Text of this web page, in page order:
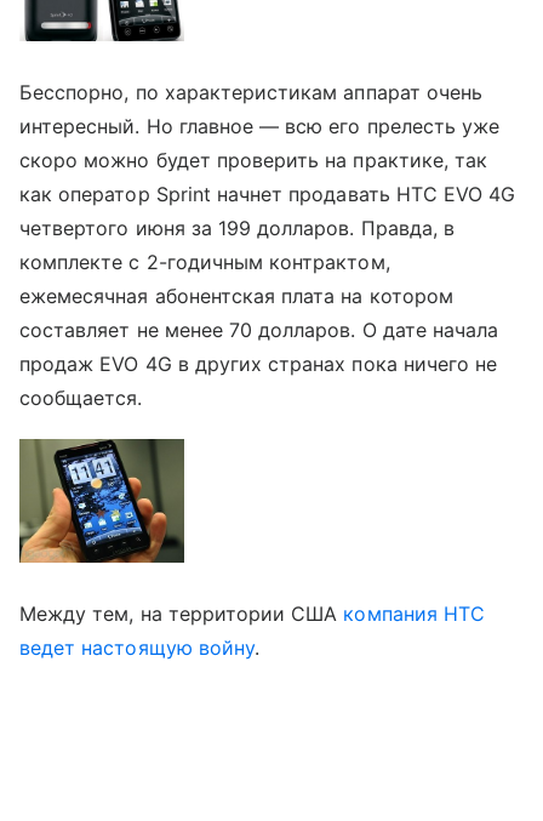
Бесспорно, по характеристикам аппарат очень
интересный. Но главное — всю его прелесть уже
скоро можно будет проверить на практике, так
как оператор Sprint начнет продавать HTC EVO 4G
четвертого июня за 199 долларов. Правда, в
комплекте с 2-годичным контрактом,
ежемесячная абонентская плата на котором
составляет не менее 70 долларов. О дате начала
продаж EVO 4G в других странах пока ничего не
сообщается.
Между тем, на территории США компания НТС
ведет настоящую войну.